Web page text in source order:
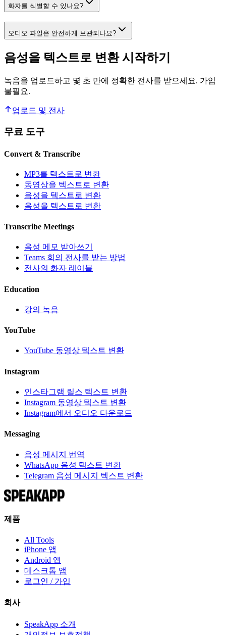
화자를 식별할 수 있나요?
오디오 파일은 안전하게 보관되나요?
음성을 텍스트로 변환 시작하기
녹음을 업로드하고 몇 초 만에 정확한 전사를 받으세요. 가입
불필요.
업로드 및 전사
무료 도구
Convert & Transcribe
MP3를 텍스트로 변환
동영상을 텍스트로 변환
음성을 텍스트로 변환
음성을 텍스트로 변환
Transcribe Meetings
음성 메모 받아쓰기
Teams 회의 전사를 받는 방법
전사의 화자 레이블
Education
강의 녹음
YouTube
YouTube 동영상 텍스트 변환
Instagram
인스타그램 릴스 텍스트 변환
Instagram 동영상 텍스트 변환
Instagram에서 오디오 다운로드
Messaging
음성 메시지 번역
WhatsApp 음성 텍스트 변환
Telegram 음성 메시지 텍스트 변환
제품
All Tools
iPhone 앱
Android 앱
데스크톱 앱
로그인 / 가입
회사
SpeakApp 소개